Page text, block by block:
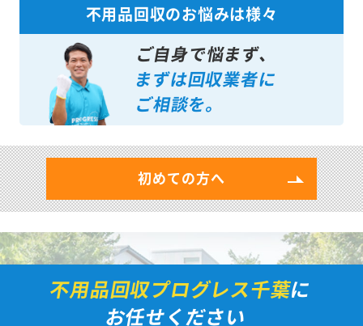
不用品回収のお悩みは様々
ご自身で悩まず、
まずは回収業者に
ご相談を。
初めての方へ
不用品回収プログレス千葉に
お任せください